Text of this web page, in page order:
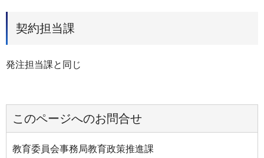
契約担当課
発注担当課と同じ
このページへのお問合せ
教育委員会事務局教育政策推進課